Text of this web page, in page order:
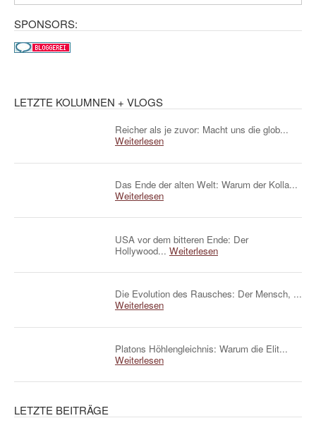
SPONSORS:
LETZTE KOLUMNEN + VLOGS
Reicher als je zuvor: Macht uns die glob...
Weiterlesen
Das Ende der alten Welt: Warum der Kolla...
Weiterlesen
USA vor dem bitteren Ende: Der
Hollywood... Weiterlesen
Die Evolution des Rausches: Der Mensch, ...
Weiterlesen
Platons Höhlengleichnis: Warum die Elit...
Weiterlesen
LETZTE BEITRÄGE